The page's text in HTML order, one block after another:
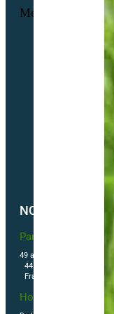
Menu
Informations
Commandes
Nos tarifs
Nos
Politique de
NOUS
Partner & Co SAS
49 avenue du Général de
44500 La Baule Escoublac
France
Horaires